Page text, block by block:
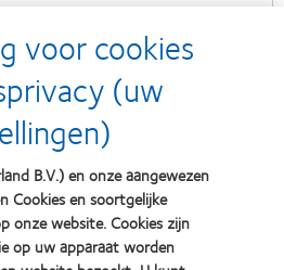
Management
at your practice
voor cookies
(uw
B.V.) en onze aangewezen
Cookies en soortgelijke
onze website. Cookies zijn
op uw apparaat worden